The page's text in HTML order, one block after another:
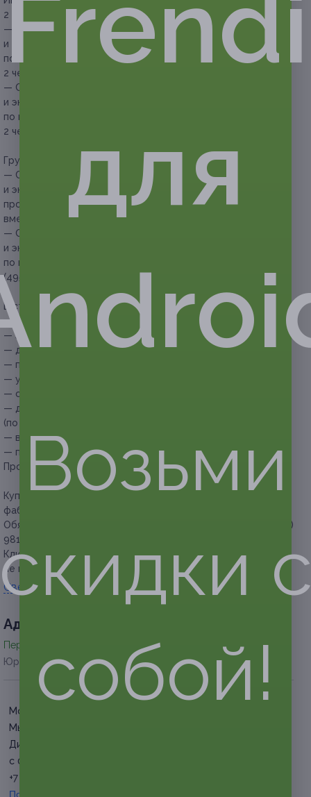
2 человека):
— Скидка 67% на мастер-класс по росписи подноса
и экскурсию по музею для одного взрослого
по индивидуальной программе (состав группы — 1–
2 человека) (1650 руб. вместо 5000 руб.)
— Скидка 69% на мастер-класс по росписи подноса
и экскурсию по музею для одного ребенка от 4 до 6 лет
по индивидуальной программе (состав группы — 1–
2 человека) (1240 руб. вместо 4000 руб.)
Групповая программа (состав группы — 3–9 человек):
— Скидка 65% на мастер-класс по росписи подноса
и экскурсию по музею для одного взрослого по групповой
программе (состав группы — 3–9 человек) (700 руб.
вместо 2000 руб.)
— Скидка 67% на мастер-класс по росписи подноса
и экскурсию по музею для одного ребенка от 4 до 16 лет
по групповой программе (состав группы — 3–9 человек)
(495 руб. вместо 1500 руб.)
В стоимость купона входит:
— встреча гостей и знакомство;
— экскурсия по музею (1 час);
— демонстрация художником росписи подноса;
— просмотр кинофильма о производстве;
— участие в мастер-классе по росписи подноса;
— сушка и лакировка подноса;
— доставка подноса в московское представительство
(по желанию);
— все необходимые материалы;
— посещение сувенирного магазина.
Продолжительность программы — 2 часа.
Купон не распространяется на другие спецпредложения
фабрики.
Обязательна предварительная запись по телефону +7 (495)
981-39-89 за день до планируемой даты посещения.
Клиент обязан сообщить об отмене или переносе записи
не менее чем за 12 часов до посещения.
Свернуть
Адресa
Перейти на сайт партнера
Юридическая информация о партнёре
Московская обл., г. о.
Мытищи, д. Жостово, ул.
Дивная, стр. 15
с 09:00 до 17:00 ежедневно
+7 (495) 981-39-89
Показать номер телефона
Frendi
для
Возьми
собой!